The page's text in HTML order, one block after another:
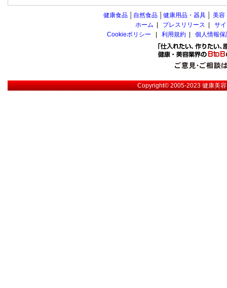
健康食品 自然食品 健康用品・器具 美容
ホーム
プレスリリース
サ
Cookieポリシー
利用規約 個人情報
Copyright© 2005-2023健康美